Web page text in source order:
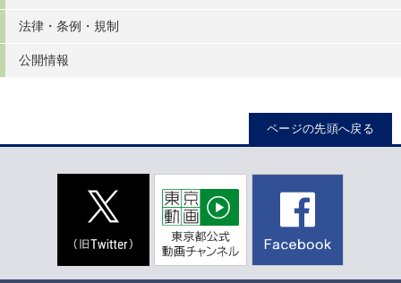
法律・条例・規制
公開情報
ページの先頭へ戻る